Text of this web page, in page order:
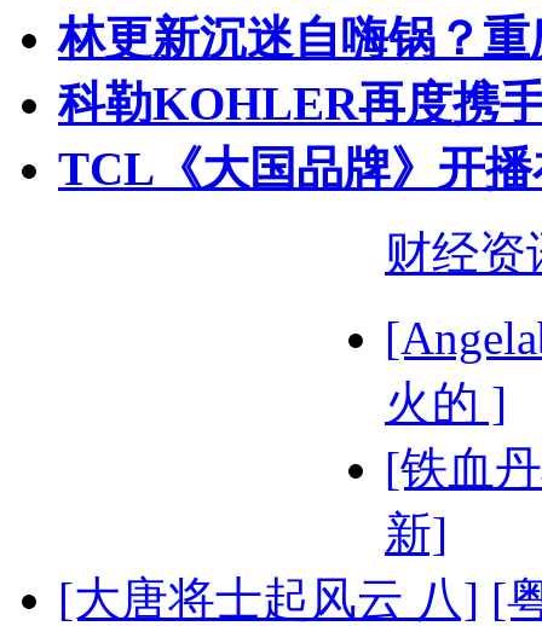
林更新沉迷自嗨锅？
科勒KOHLER再度携
TCL《大国品牌》开
财经资
火的 ]
[铁血
新]
[大唐将士起风云 八] [